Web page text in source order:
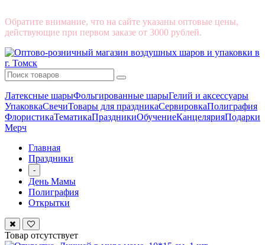
Обратите внимание, что на сайте указаны оптовые цены,
действующие при первом заказе от 3000 рублей.
Латексные шарыФольгированные шарыГелий и аксессуары
УпаковкаСвечиТовары для праздникаСервировкаПолиграфия
ФлористикаТематикаПраздникиОбучениеКанцелярияПодарки
Мерч
Главная
Праздники
-
День Мамы
Полиграфия
Открытки
Товар отсутствует